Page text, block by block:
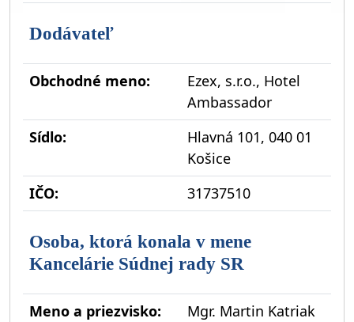
Dodávateľ
Obchodné meno:
Ezex, s.r.o., Hotel
Ambassador
Sídlo:
Hlavná 101, 040 01
Košice
IČO:
31737510
Osoba, ktorá konala v mene
Kancelárie Súdnej rady SR
Meno a priezvisko:
Mgr. Martin Katriak